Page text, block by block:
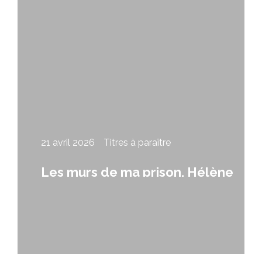
21 avril 2026 Titres à paraître
Les murs de ma prison, Hélène